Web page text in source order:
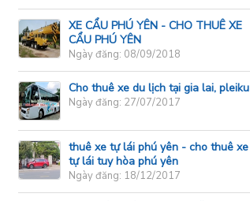
XE CẨU PHÚ YÊN - CHO THUÊ XE
CẨU PHÚ YÊN
Ngày đăng: 08/09/2018
Cho thuê xe du lịch tại gia lai, pleiku
Ngày đăng: 27/07/2017
thuê xe tự lái phú yên - cho thuê xe
tự lái tuy hòa phú yên
Ngày đăng: 18/12/2017